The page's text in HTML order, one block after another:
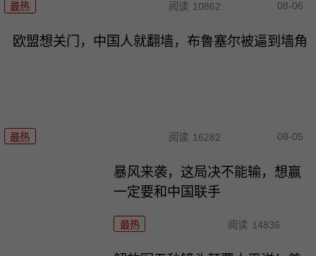
最热 阅读 10862 08-06
欧盟想关门，中国人就翻墙，布鲁塞尔被逼到墙角
最热 阅读 16282 08-05
暴风来袭，这局决不能输，想赢
一定要和中国联手
最热 阅读 14836